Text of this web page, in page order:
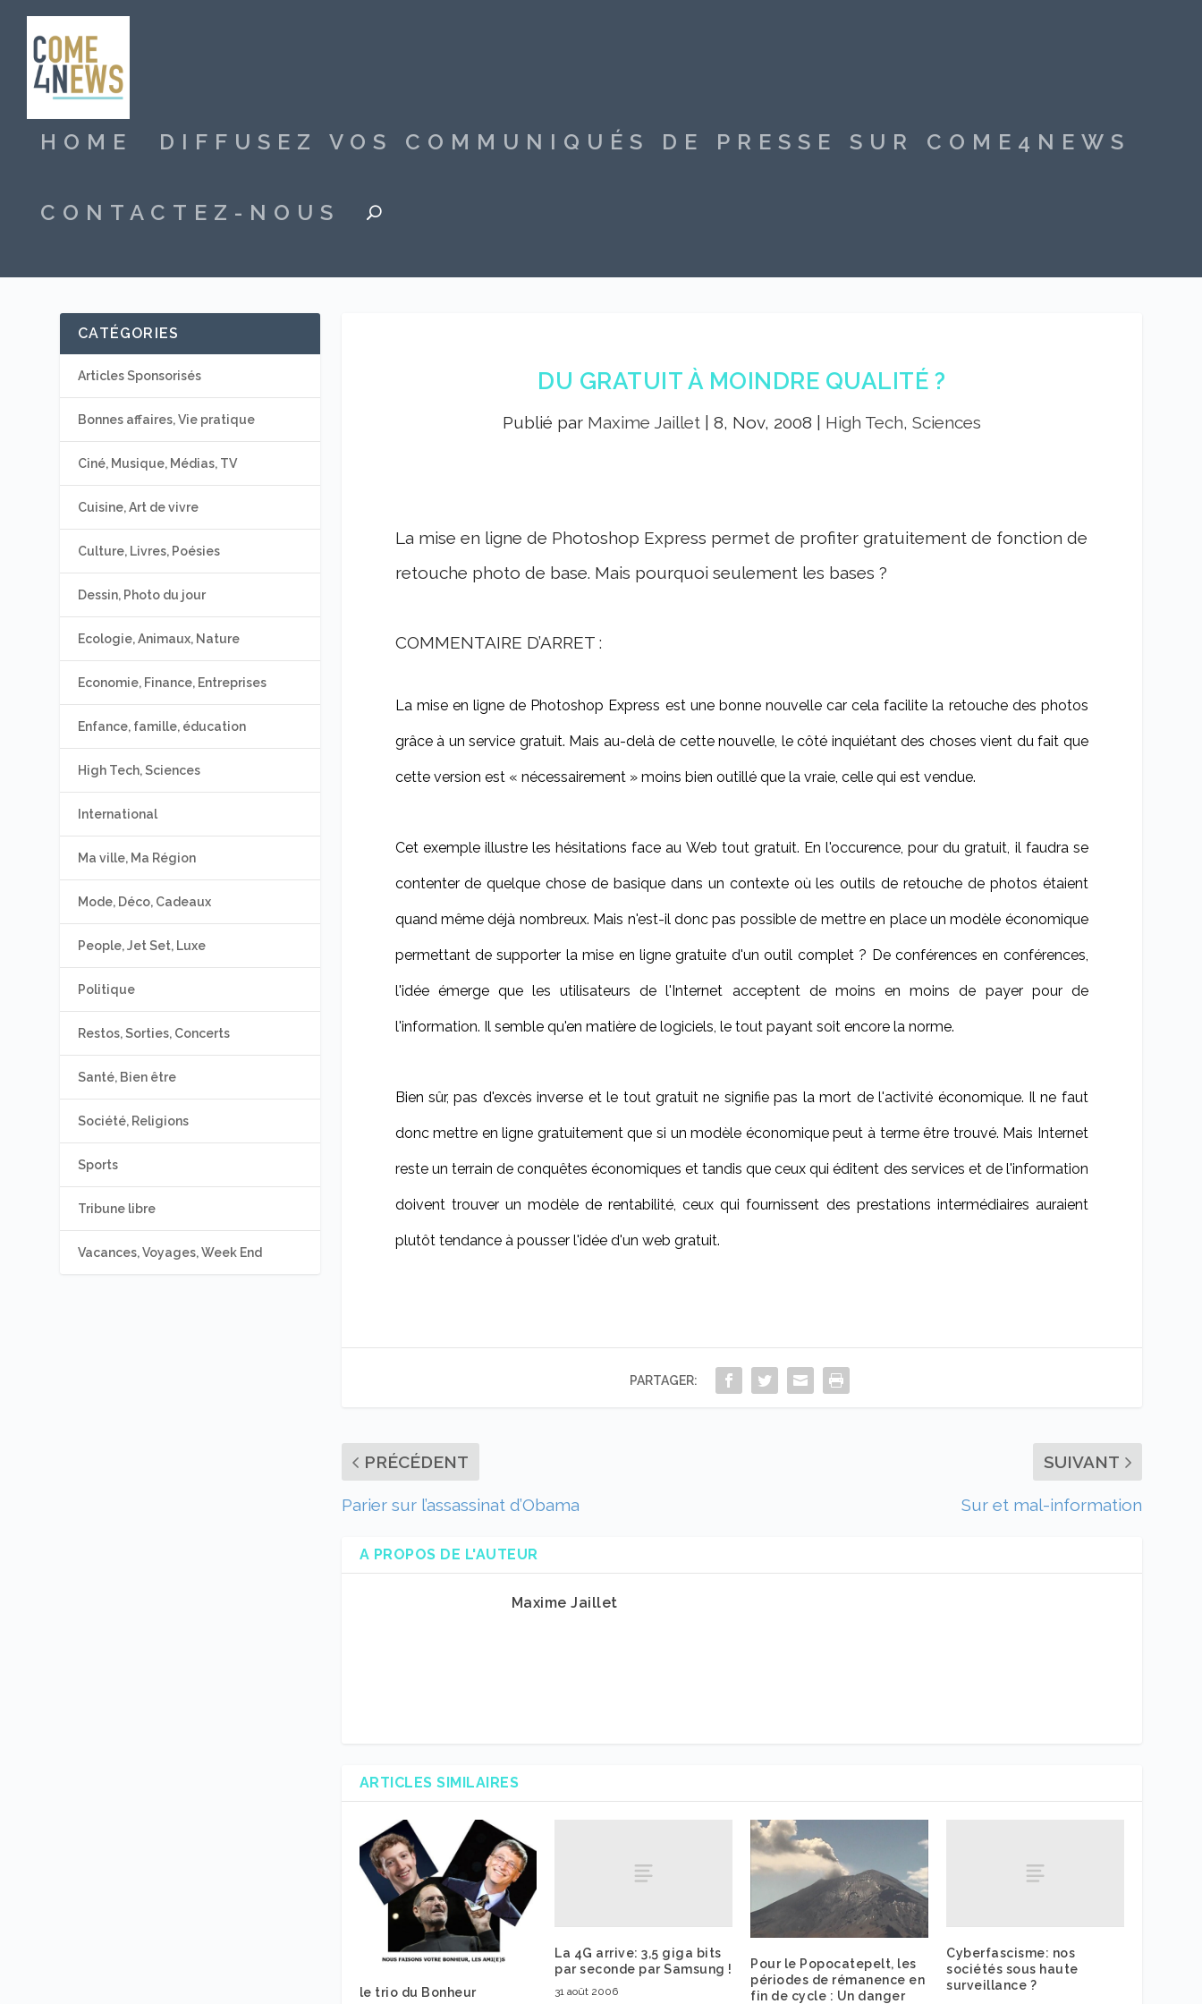
HOME DIFFUSEZ VOS COMMUNIQUÉS DE PRESSE SUR COME4NEWS
CONTACTEZ-NOUS
DU GRATUIT À MOINDRE QUALITÉ ?
Publié par Maxime Jaillet| 8, Nov, 2008 High Tech, Sciences
La mise en ligne de Photoshop Express permet de profiter gratuitement de fonction de
retouche photo de base. Mais pourquoi seulement les bases ?
COMMENTAIRE D’ARRET :
La mise en ligne de Photoshop Express est une bonne nouvelle car cela facilite la retouche des photos
grâce à un service gratuit. Mais au-delà de cette nouvelle, le côté inquiétant des choses vient du fait que
cette version est « nécessairement » moins bien outillé que la vraie, celle qui est vendue.
Cet exemple illustre les hésitations face au Web tout gratuit. En l'occurence, pour du gratuit, il faudra se
contenter de quelque chose de basique dans un contexte où les outils de retouche de photos étaient
quand même déjà nombreux. Mais n'est-il donc pas possible de mettre en place un modèle économique
permettant de supporter la mise en ligne gratuite d'un outil complet ? De conférences en conférences,
l'idée émerge que les utilisateurs de l'Internet acceptent de moins en moins de payer pour de
l'information. Il semble qu'en matière de logiciels, le tout payant soit encore la norme.
Bien sûr, pas d'excès inverse et le tout gratuit ne signifie pas la mort de l'activité économique. Il ne faut
donc mettre en ligne gratuitement que si un modèle économique peut à terme être trouvé. Mais Internet
reste un terrain de conquêtes économiques et tandis que ceux qui éditent des services et de l'information
doivent trouver un modèle de rentabilité, ceux qui fournissent des prestations intermédiaires auraient
plutôt tendance à pousser l'idée d'un web gratuit.
PARTAGER:
PRÉCÉDENT
Parier sur l’assassinat d’Obama
SUIVANT
Sur et mal-information
A PROPOS DE L'AUTEUR
Maxime Jaillet
ARTICLES SIMILAIRES
le trio du Bonheur
La 4G arrive: 3,5 giga bits
par seconde par Samsung !
31 août 2006
Pour le Popocatepelt, les
périodes de rémanence en
fin de cycle : Un danger
Cyberfascisme: nos
sociétés sous haute
surveillance ?
CATÉGORIES
Articles Sponsorisés
Bonnes affaires, Vie pratique
Ciné, Musique, Médias, TV
Cuisine, Art de vivre
Culture, Livres, Poésies
Dessin, Photo du jour
Ecologie, Animaux, Nature
Economie, Finance, Entreprises
Enfance, famille, éducation
High Tech, Sciences
International
Ma ville, Ma Région
Mode, Déco, Cadeaux
People, Jet Set, Luxe
Politique
Restos, Sorties, Concerts
Santé, Bien être
Société, Religions
Sports
Tribune libre
Vacances, Voyages, Week End